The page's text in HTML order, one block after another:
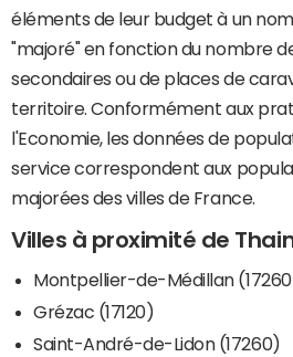
éléments de leur budget à un
"majoré" en fonction du nombre
secondaires ou de places de
territoire. Conformément aux
l'Economie, les données de
service correspondent aux
majorées des villes de France.
Villes à proximité de
Montpellier-de-Médillan
Grézac (17120)
Saint-André-de-Lidon (17260)